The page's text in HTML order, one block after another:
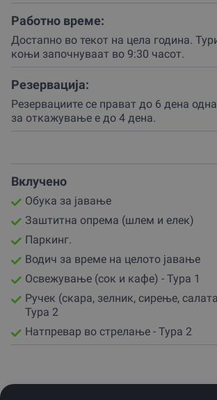
довербата и ќе искусиш вистинска
Твојата авантура со коњи започнува во
партнерот „Berovo Horse Riding“ во
Дом Берово.
Пред да се качиш на седлото, ќе
суштинска обука за јавање и
опрема (шлем и елек) од инструкторот.
Целата група ја сочинуваат максимум
водичот, што овозможува
максимална безбедност за време на
доживување.
Партнерот ти нуди две фантастични
Тура 1 за кратко Освежување (околу
тура е одлична за брз налет на
во погледите.
По 15-минутната обука, започнува
Работно време:
Достапно во текот на цела година.
коњи започнуваат во 9:30 часот.
Резервација:
Резервациите се прават до 6 дена
за откажување е до 4 дена.
Вклучено
Обука за јавање
Заштитна опрема (шлем и елек)
Паркинг.
Водич за време на целото јавање
Освежување (сок и кафе) - Тура 1
Ручек (скара, зелник, сирење,
Тура 2
Натпревар во стрелање - Тура 2